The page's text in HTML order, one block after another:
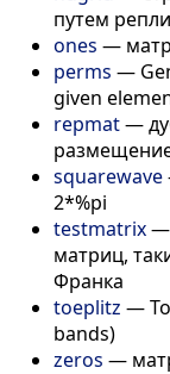
путем
ones —
perms —
given
repmat—
squarewave
2*%pi
testmatrix—
матриц,
Франка
toeplitz —
bands)
zeros —